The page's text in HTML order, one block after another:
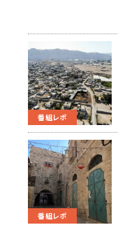
番組レポ
番組レポ